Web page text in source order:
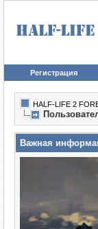
Регистрация
HALF-LIFE 2
Важная